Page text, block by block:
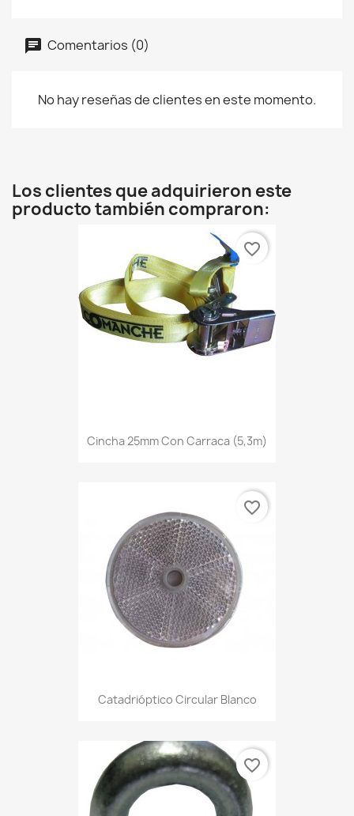
Comentarios (0)
No hay reseñas de clientes en este momento.
Los clientes que adquirieron este
producto también compraron:
Cincha 25mm Con Carraca (5,3m)
favorite_border
Catadrióptico Circular Blanco
favorite_border
favorite_border